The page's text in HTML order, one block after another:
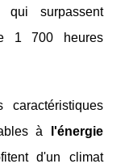
qui surpassent
1 700 heures
caractéristiques
à
l'énergie
d'un climat